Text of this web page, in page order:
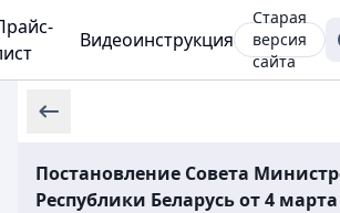
Видеоинструкция
Старая
версия
сайта
Постановление Совета
Республики Беларусь от 4